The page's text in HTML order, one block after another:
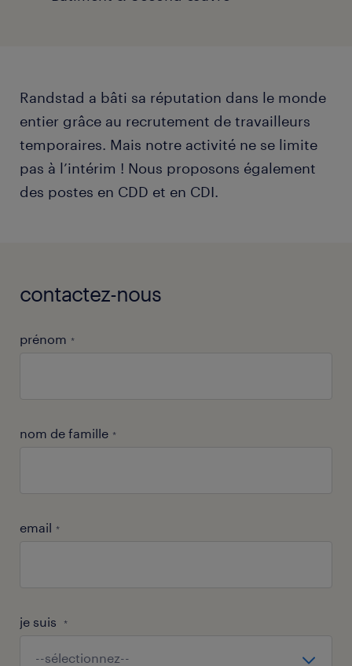
Randstad a bâti sa réputation dans le monde
entier grâce au recrutement de travailleurs
temporaires. Mais notre activité ne se limite
pas à l’intérim ! Nous proposons également
des postes en CDD et en CDI.
contactez-nous
prénom *
nom de famille *
email *
je suis *